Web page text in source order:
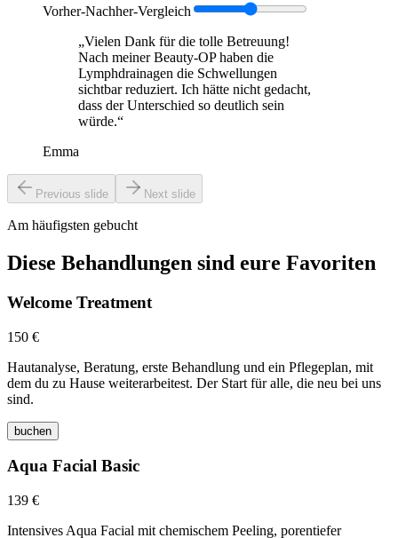
Vorher-Nachher-Vergleich
„Vielen Dank für die tolle Betreuung!
Nach meiner Beauty-OP haben die
Lymphdrainagen die Schwellungen
sichtbar reduziert. Ich hätte nicht gedacht,
dass der Unterschied so deutlich sein
würde.“
Emma
Previous slide Next slide
Am häufigsten gebucht
Diese Behandlungen sind eure Favoriten
Welcome Treatment
150 €
Hautanalyse, Beratung, erste Behandlung und ein Pflegeplan, mit
dem du zu Hause weiterarbeitest. Der Start für alle, die neu bei uns
sind.
buchen
Aqua Facial Basic
139 €
Intensives Aqua Facial mit chemischem Peeling, porentiefer